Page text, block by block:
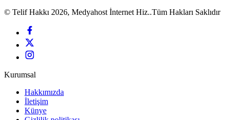
© Telif Hakkı 2026, Medyahost İnternet Hiz..Tüm Hakları Saklıdır
Kurumsal
Hakkımızda
İletişim
Künye